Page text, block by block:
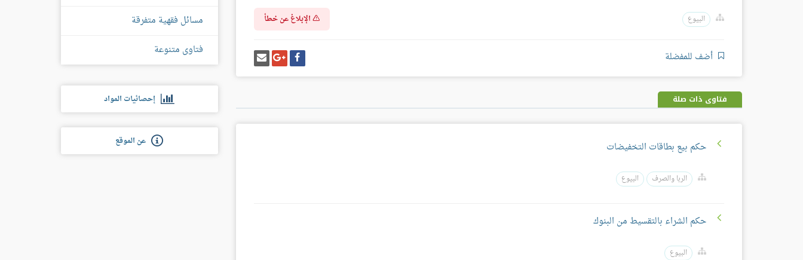
البيوع الإبلاغ عن خطأ
أضف للمفضلة شارك
على
فيسبوك
شارك
على
غوغل
بلس
إرسل
إيميل
فتاوى ذات صلة
حكم بيع بطاقات التخفيضات
الربا والصرف البيوع
حكم الشراء بالتقسيط من البنوك
البيوع
مسائل فقهية متفرقة
فتاوى متنوعة
إحصائيات المواد
عن الموقع